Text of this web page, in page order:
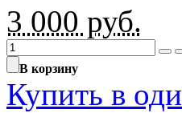
3 000 руб.
В корзину
Купить в